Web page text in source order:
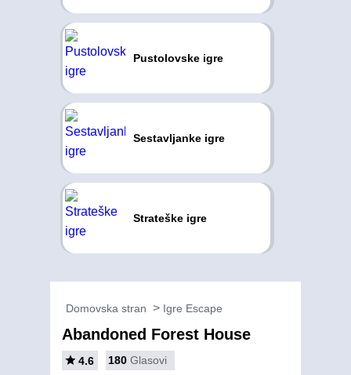
Pustolovske igre
Sestavljanke igre
Strateške igre
Domovska stran Igre Escape
Abandoned Forest House
4.6 180 Glasovi